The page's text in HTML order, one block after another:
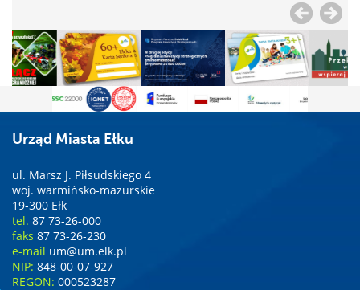
Urząd Miasta Ełku
ul. Marsz J. Piłsudskiego 4
woj. warmińsko-mazurskie
19-300 Ełk
tel. 87 73-26-000
faks 87 73-26-230
e-mail um@um.elk.pl
NIP: 848-00-07-927
REGON: 000523287